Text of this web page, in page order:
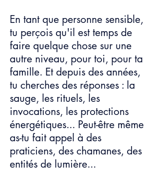
En tant que personne sensible,
tu perçois qu'il est temps de
faire quelque chose sur une
autre niveau, pour toi, pour ta
famille. Et depuis des années,
tu cherches des réponses : la
sauge, les rituels, les
invocations, les protections
énergétiques... Peut-être même
as-tu fait appel à des
praticiens, des chamanes, des
entités de lumière...